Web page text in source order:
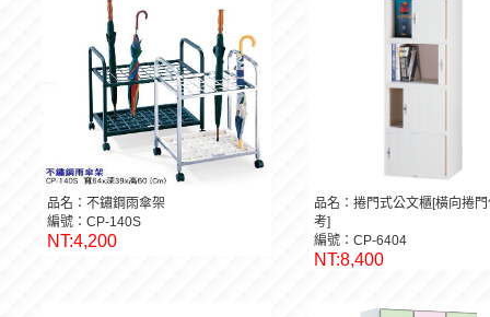
品名：不鏽鋼雨傘架
編號：CP-140S
NT:4,200
品名：捲門式公文櫃[橫向捲
考]
編號：CP-6404
NT:8,400